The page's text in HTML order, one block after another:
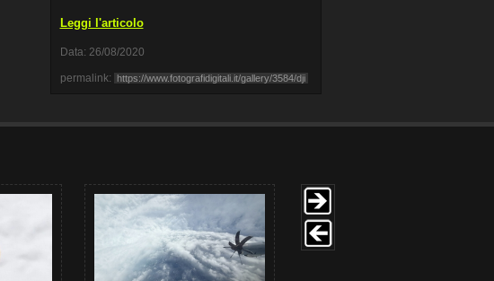
Leggi l'articolo
Data: 26/08/2020
permalink: